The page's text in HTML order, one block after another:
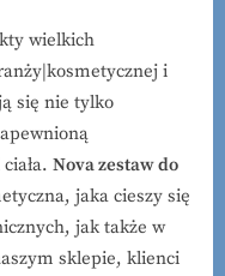
wielkich
i
się nie tylko
Nova zestaw do
jaka cieszy się
jak także w
sklepie, klienci